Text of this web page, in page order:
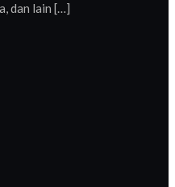
dan lain […]